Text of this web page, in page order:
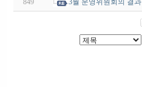
849 3월 운영위원회의 결